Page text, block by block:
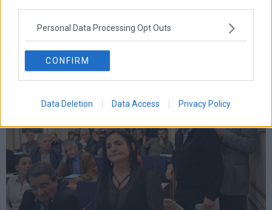
Personal Data Processing Opt Outs
CONFIRM
Data Deletion Data Access Privacy Policy
Η ανεπανόρθωτη έκθεση του Νίκου Παππά
Ο Νίκος Παππάς ανέλαβε να λειτουργήσει ως αυτοφωράκιας στη
χθεσινή συνεδρίαση του Πολιτικού Συμβούλιου του ΣΥΡΙΖΑ
26 Ιουνίου 2020 Παραπολιτικά